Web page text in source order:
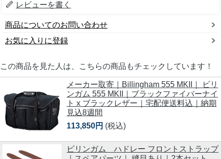
レビューを書く
商品についてのお問い合わせ
お気に入りに登録
この商品を見た人は、こちらの商品もチェックしています！
メーカー取寄｜Billingham 555 MKII｜ ビリ
ンガム 555 MKII｜ブラックファイバーナイ
ト x ブラックレザー｜宅配便送料込｜納期
見込8週間
113,850円 (税込)
ビリンガム ハドレー フロントストラップ